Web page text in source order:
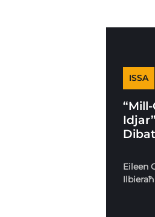
ISSA
Eileen
Ilbieraħ